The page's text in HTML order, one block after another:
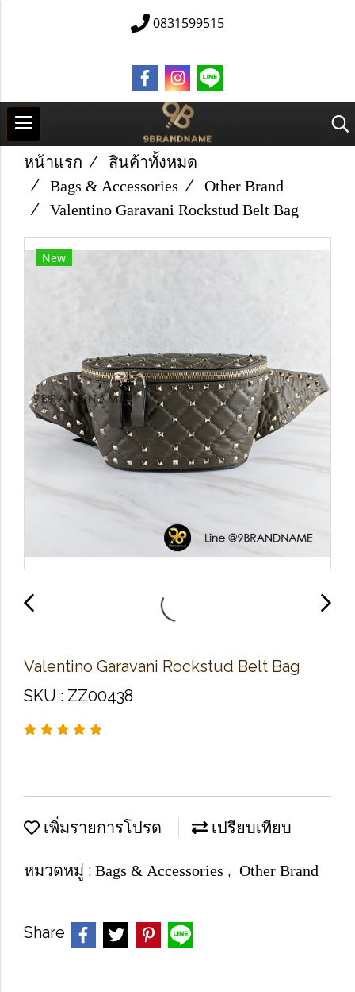
0831599515
หน้าแรก
สินค้าทั้งหมด
Bags & Accessories
Other Brand
Valentino Garavani Rockstud Belt Bag
New
Valentino Garavani Rockstud Belt Bag
SKU : ZZ00438
เพิ่มรายการโปรด เปรียบเทียบ
หมวดหมู่ : Bags & Accessories , Other Brand
Share